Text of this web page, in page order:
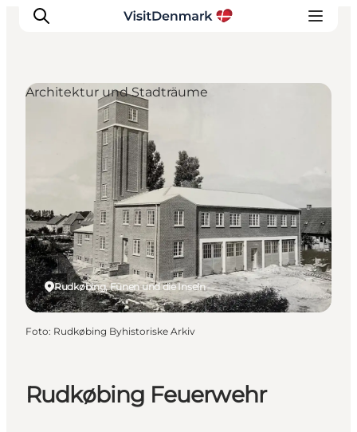
Inspiration
Regionen
Erlebnisse
Unterkünfte
Reiseplanung
Rudkøbing Feuerwehr
Rudkøbing, Fünen und die Inseln
Architektur und Stadträume
Foto: Rudkøbing Byhistoriske Arkiv